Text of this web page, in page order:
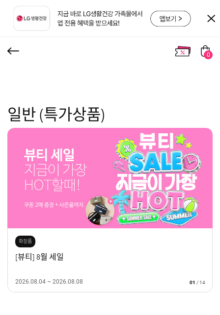
0
일반 (특가상품)
화장품
[뷰티] 8월 세일
2026.08.04 ~ 2026.08.08 01 /14